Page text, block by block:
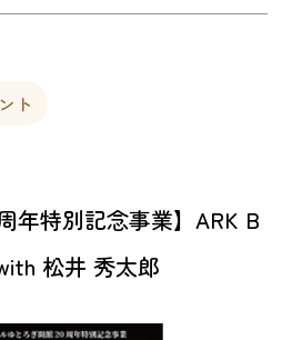
ト
年特別記念事業】ARK B
松井 秀太郎